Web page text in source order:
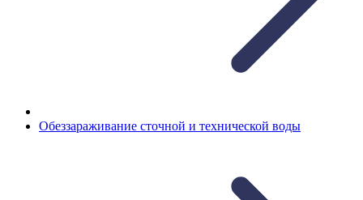
Обеззараживание сточной и технической воды